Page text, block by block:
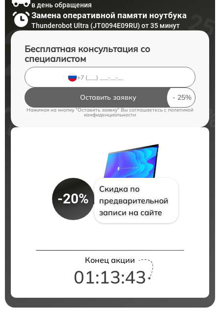
в день обращения
Замена оперативной памяти ноутбука
Thunderobot Ultra (JT0094E09RU) от 35 минут
Бесплатная консультация со
специалистом
Оставить заявку
Нажимая на кнопку "Оставить заявку" Вы соглашаетесь cполитикой
конфиденциальности
-20%
Скидка по
предварительной
записи на сайте
Конец акции
01:13:42